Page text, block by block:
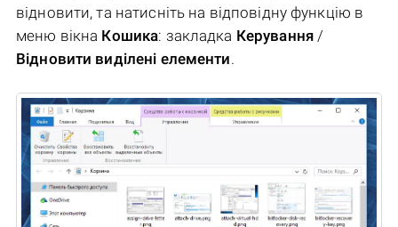
відновити, та натисніть на відповідну функцію в
меню вікна Кошика: закладка Керування/
Відновити виділені елементи.